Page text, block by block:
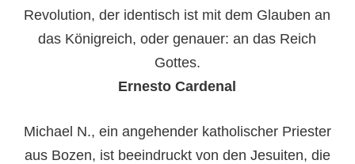
Revolution, der identisch ist mit dem Glauben an
das Königreich, oder genauer: an das Reich
Gottes.
Ernesto Cardenal
Michael N., ein angehender katholischer Priester
aus Bozen, ist beeindruckt von den Jesuiten, die